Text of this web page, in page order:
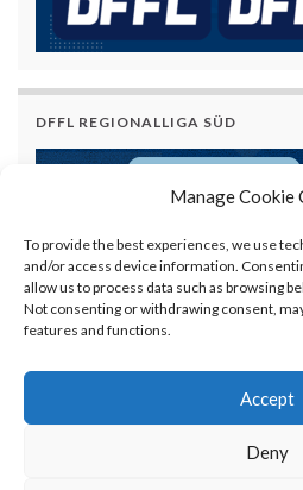
Manage Cookie
To provide the best experiences, we use
and/or access device information.
allow us to process data such as browsing
Not consenting or withdrawing consent,
features and functions.
Accept
Deny
DFFL REGIONALLIGA SÜD